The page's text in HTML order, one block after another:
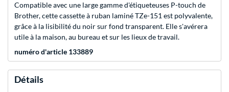
Compatible avec une large gamme d'étiqueteuses P-touch de
Brother, cette cassette à ruban laminé TZe-151 est polyvalente,
grâce à la lisibilité du noir sur fond transparent. Elle s'avérera
utile à la maison, au bureau et sur les lieux de travail.
numéro d'article 133889
Détails